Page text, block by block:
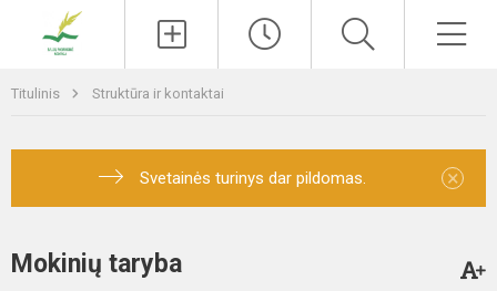
Titulinis Struktūra ir kontaktai
Svetainės turinys dar pildomas. ×
Mokinių taryba